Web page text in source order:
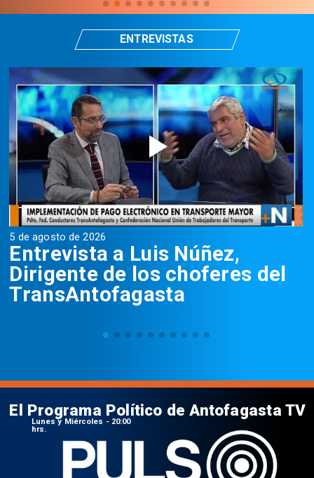
5 de agosto de 2026
Entrevista a Luis Núñez,
Dirigente de los choferes del
TransAntofagasta
ENTREVISTAS
El Programa Político de Antofagasta TV
Lunes y Miércoles - 20:00
hrs.